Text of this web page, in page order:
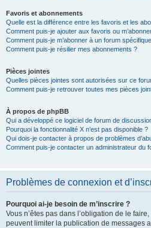
Favoris et abonnements
Quelle est la différence entre les favoris et les
Comment puis-je ajouter aux favoris ou
Comment puis-je m’abonner à un forum
Comment puis-je résilier mes abonnements ?
Pièces jointes
Quelles pièces jointes sont autorisées sur ce
Comment puis-je retrouver toutes mes pièces
À propos de phpBB
Qui a développé ce logiciel de forum de
Pourquoi la fonctionnalité X n’est pas disponible ?
Qui dois-je contacter à propos de problèmes
Comment puis-je contacter un administrateur du
Problèmes de connexion et
Pourquoi ai-je besoin de m’inscrire ?
Vous n’êtes pas dans l’obligation de le
peuvent limiter la publication de messages